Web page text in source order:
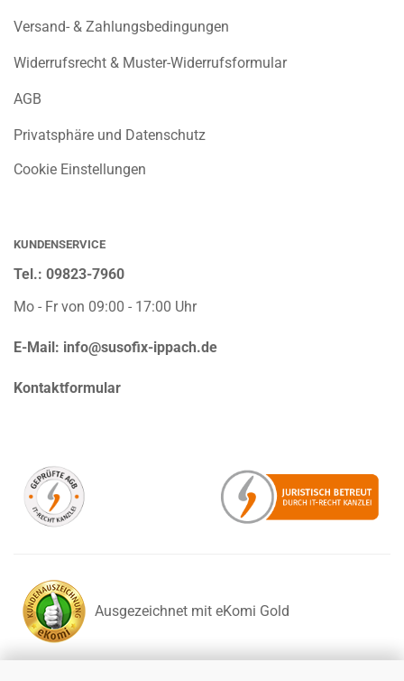
Versand- & Zahlungsbedingungen
Widerrufsrecht & Muster-Widerrufsformular
AGB
Privatsphäre und Datenschutz
Cookie Einstellungen
KUNDENSERVICE
Tel.: 09823-7960
Mo - Fr von 09:00 - 17:00 Uhr
E-Mail: info@susofix-ippach.de
Kontaktformular
Ausgezeichnet mit eKomi Gold